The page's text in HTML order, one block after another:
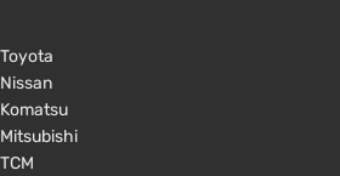
Toyota
Nissan
Komatsu
Mitsubishi
TCM